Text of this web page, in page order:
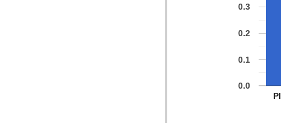
PI
0.0
0.1
0.2
0.3